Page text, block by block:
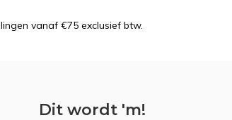
vanaf €75 exclusief btw.
Dit wordt 'm!